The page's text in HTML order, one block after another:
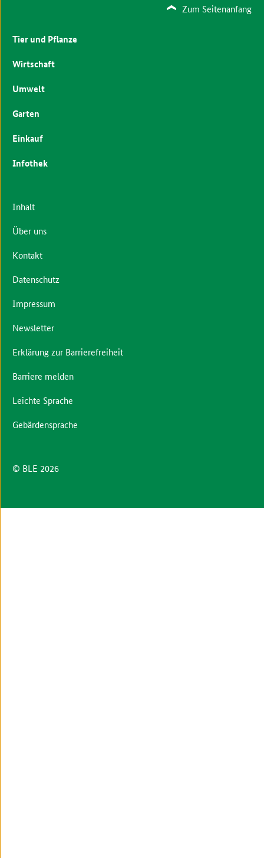
Zum Seitenanfang
Tier und Pflanze
Wirtschaft
Umwelt
Garten
Einkauf
Infothek
© BLE 2026
Inhalt
Über uns
Kontakt
Datenschutz
Impressum
Newsletter
Erklärung zur Barrierefreiheit
Barriere melden
Leichte Sprache
Gebärdensprache